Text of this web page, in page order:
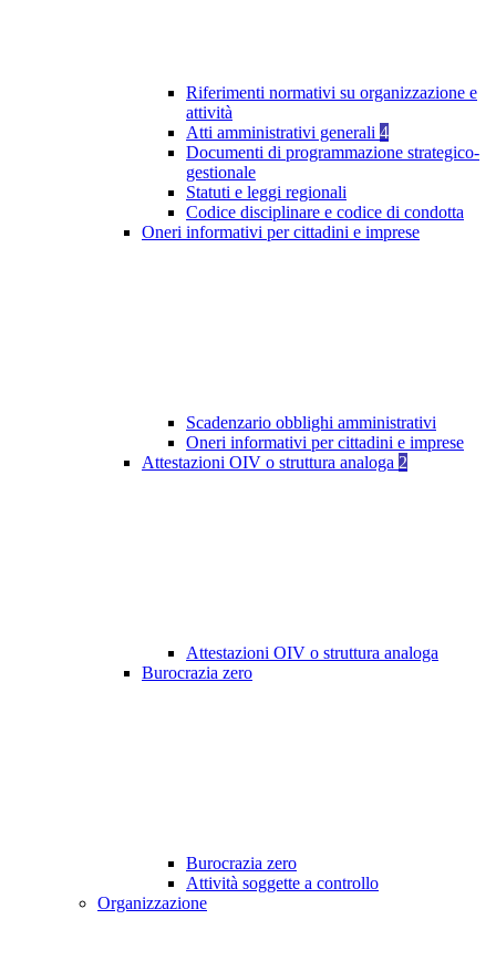
Riferimenti normativi su organizzazione e
attività
Atti amministrativi generali 4
Documenti di programmazione strategico-
gestionale
Statuti e leggi regionali
Codice disciplinare e codice di condotta
Oneri informativi per cittadini e imprese
Scadenzario obblighi amministrativi
Oneri informativi per cittadini e imprese
Attestazioni OIV o struttura analoga 2
Attestazioni OIV o struttura analoga
Burocrazia zero
Burocrazia zero
Attività soggette a controllo
Organizzazione